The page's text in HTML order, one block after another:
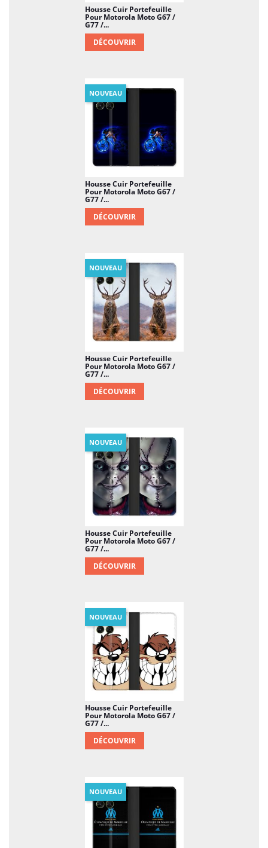
Housse Cuir Portefeuille
Pour Motorola Moto G67 /
G77 /...
DÉCOUVRIR
Housse Cuir Portefeuille
Pour Motorola Moto G67 /
G77 /...
DÉCOUVRIR
NOUVEAU
Housse Cuir Portefeuille
Pour Motorola Moto G67 /
G77 /...
DÉCOUVRIR
NOUVEAU
Housse Cuir Portefeuille
Pour Motorola Moto G67 /
G77 /...
DÉCOUVRIR
NOUVEAU
Housse Cuir Portefeuille
Pour Motorola Moto G67 /
G77 /...
DÉCOUVRIR
NOUVEAU
NOUVEAU